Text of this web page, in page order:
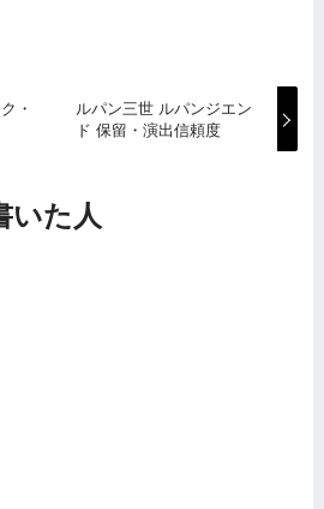
・
ルパン三世 ルパンジエン
ド 保留・演出信頼度
いた人